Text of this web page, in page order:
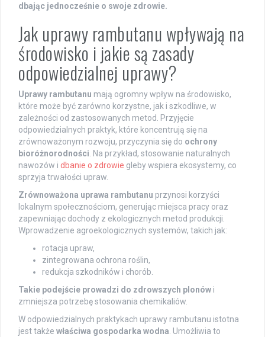
dbając jednocześnie o swoje zdrowie.
Jak uprawy rambutanu wpływają na
środowisko i jakie są zasady
odpowiedzialnej uprawy?
Uprawy rambutanu mają ogromny wpływ na środowisko,
które może być zarówno korzystne, jak i szkodliwe, w
zależności od zastosowanych metod. Przyjęcie
odpowiedzialnych praktyk, które koncentrują się na
zrównoważonym rozwoju, przyczynia się do ochrony
bioróżnorodności . Na przykład, stosowanie naturalnych
nawozów i dbanie o zdrowie gleby wspiera ekosystemy, co
sprzyja trwałości upraw.
Zrównoważona uprawa rambutanu przynosi korzyści
lokalnym społecznościom, generując miejsca pracy oraz
zapewniając dochody z ekologicznych metod produkcji.
Wprowadzenie agroekologicznych systemów, takich jak:
rotacja upraw,
zintegrowana ochrona roślin,
redukcja szkodników i chorób.
Takie podejście prowadzi do zdrowszych plonów i
zmniejsza potrzebę stosowania chemikaliów.
W odpowiedzialnych praktykach uprawy rambutanu istotna
jest także właściwa gospodarka wodna . Umożliwia to